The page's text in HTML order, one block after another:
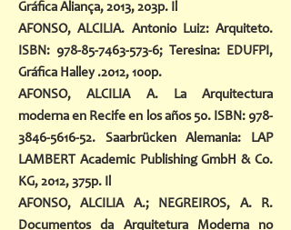
Gráfica Aliança, 2013, 203p. Il
AFONSO, ALCILIA. Antonio Luiz: Arquiteto.
ISBN: 978-85-7463-573-6; Teresina: EDUFPI,
Gráfica Halley .2012, 100p.
AFONSO, ALCILIA A. La Arquitectura
moderna en Recife en los años 50. ISBN: 978-
3846-5616-52. Saarbrücken Alemania: LAP
LAMBERT Academic Publishing GmbH & Co.
KG, 2012, 375p. Il
AFONSO, ALCILIA A.; NEGREIROS, A. R.
Documentos da Arquitetura Moderna no